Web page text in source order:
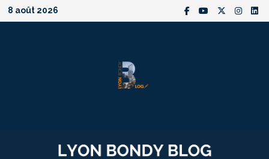
Passer
au
8 août 2026